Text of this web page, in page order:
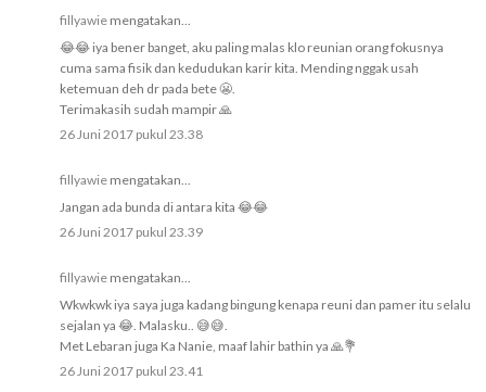
fillyawie mengatakan...
😂😂 iya bener banget, aku paling malas klo reunian orang fokusnya
cuma sama fisik dan kedudukan karir kita. Mending nggak usah
ketemuan deh dr pada bete 😬.
Terimakasih sudah mampir 🙏
26 Juni 2017 pukul 23.38
fillyawie mengatakan...
Jangan ada bunda di antara kita 😂😂
26 Juni 2017 pukul 23.39
fillyawie mengatakan...
Wkwkwk iya saya juga kadang bingung kenapa reuni dan pamer itu selalu
sejalan ya 😂. Malasku.. 😅😅.
Met Lebaran juga Ka Nanie, maaf lahir bathin ya 🙏💐
26 Juni 2017 pukul 23.41